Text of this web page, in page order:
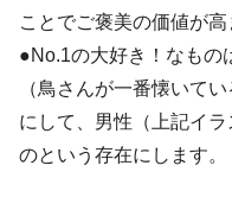
ことでご褒美の価値が高
●No.1の大好き！なもの
（鳥さんが一番懐いて
にして、男性（上記イ
のという存在にします。